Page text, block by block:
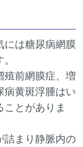
には糖尿病網膜
殖前網膜症、増
病黄斑浮腫はい
とがありま
詰まり静脈内の